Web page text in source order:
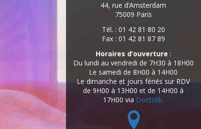
44, rue d’Amsterdam
75009 Paris
Tél. : 01 42 81 80 20
Fax : 01 42 81 87 89
Horaires d’ouverture :
Du lundi au vendredi de 7H30 à 18H00
Le samedi de 8H00 à 14H00
Le dimanche et jours fériés sur RDV
de 9H00 à 13H00 et de 14H00 à
17H00 via Doctolib.